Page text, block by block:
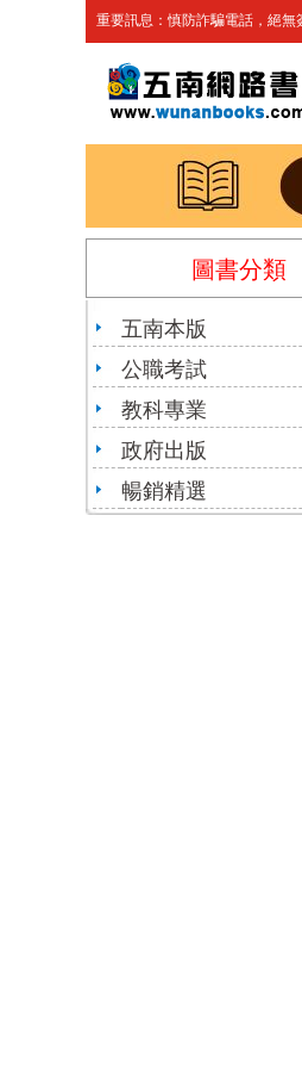
重要訊息：慎防詐騙電話，絕無
圖書分類
五南本版
公職考試
教科專業
政府出版
暢銷精選